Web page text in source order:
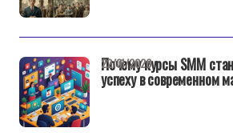
Почему курсы SMM
успеху в современном
22/01/2026